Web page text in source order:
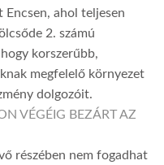
Encsen, ahol teljesen
2. számú
korszerűbb,
megfelelő környezet
dolgozóit.
VÉGÉIG BEZÁRT AZ
részében nem fogadhat